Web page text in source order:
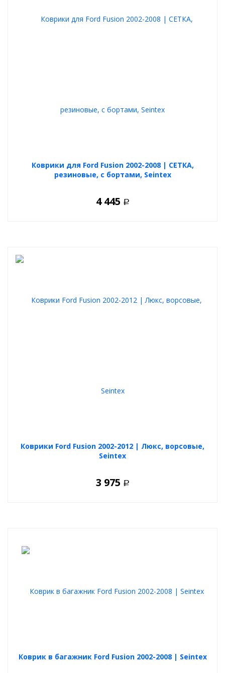
Коврики для Ford Fusion 2002-2008 | СЕТКА,
резиновые, с бортами, Seintex
4 445 Р
Коврики Ford Fusion 2002-2012 | Люкс, ворсовые,
Seintex
3 975 Р
Коврик в багажник Ford Fusion 2002-2008 | Seintex